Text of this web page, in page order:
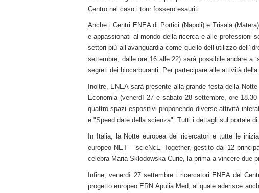
Centro nel caso i tour fossero esauriti.
Anche i Centri ENEA di Portici (Napoli) e Trisaia
e appassionati al mondo della ricerca e alle professioni
settori più all’avanguardia come quello dell’utilizzo
settembre, dalle ore 16 alle 22) sarà possibile andare a
segreti dei biocarburanti. Per partecipare alle attività
Inoltre, ENEA sarà presente alla grande festa della
Economia (venerdì 27 e sabato 28 settembre, ore
quattro spazi espositivi proponendo diverse attività
e "Speed date della scienza". Tutti i dettagli sul portale
In Italia, la Notte europea dei ricercatori e tutte le
europeo NET – scieNcE Together, gestito dai 12
celebra Maria Skłodowska Curie, la prima a vincere
Infine, venerdì 27 settembre i ricercatori ENEA del
progetto europeo ERN Apulia Med, al quale aderisce